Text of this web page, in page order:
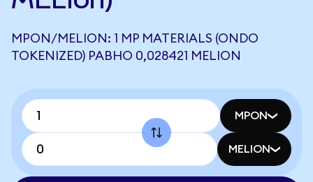
MPON/MELION: 1 MP MATERIALS (ONDO
TOKENIZED) РАВНО 0,028421 MELION
MPON
MELION